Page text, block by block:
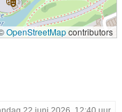
OpenStreetMapcontributors